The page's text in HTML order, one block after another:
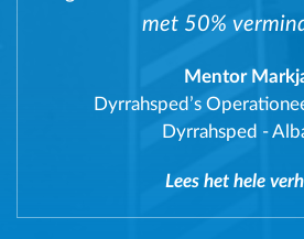
met 50%
Mentor
Dyrrahsped’s
Dyrrahsped -
Lees het hele